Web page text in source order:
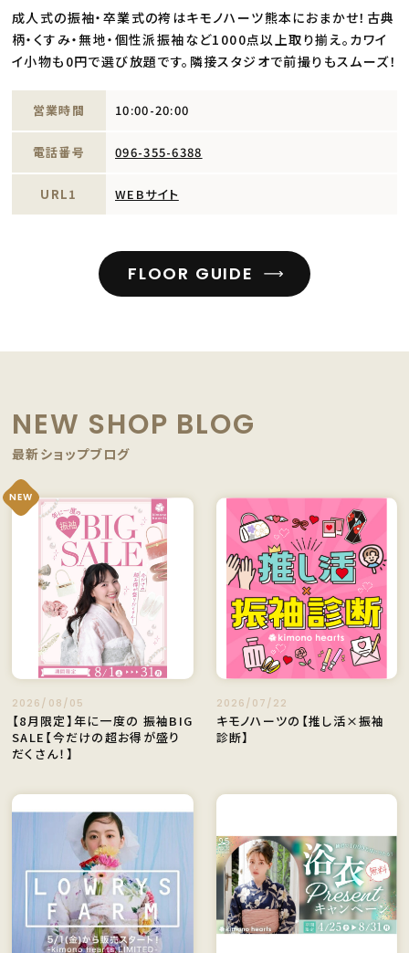
成人式の振袖・卒業式の袴はキモノハーツ熊本におまかせ！古典
柄・くすみ・無地・個性派振袖など1000点以上取り揃え。カワイ
イ小物も0円で選び放題です。隣接スタジオで前撮りもスムーズ！
営業時間 10:00-20:00
電話番号 096-355-6388
URL1 WEBサイト
FLOOR GUIDE
NEW SHOP BLOG
最新ショップブログ
NEW
2026/08/05
【8月限定】年に一度の 振袖BIG
SALE【今だけの超お得が盛り
だくさん！】
2026/07/22
キモノハーツの【推し活×振袖
診断】